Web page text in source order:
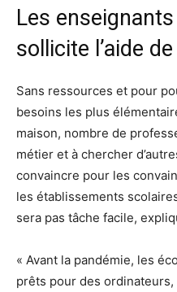
Les
sollicite l’aide de
Sans ressources et pour
besoins les plus
maison, nombre de
métier et à chercher
convaincre pour les
les établissements
sera pas tâche facile,
« Avant la pandémie, les
prêts pour des